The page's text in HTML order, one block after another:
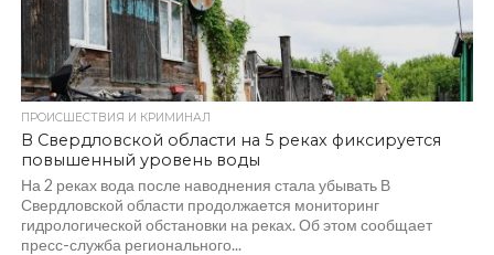
ПРОИСШЕСТВИЯ И КРИМИНАЛ
В Свердловской области на 5 реках фиксируется
повышенный уровень воды
На 2 реках вода после наводнения стала убывать В
Свердловской области продолжается мониторинг
гидрологической обстановки на реках. Об этом сообщает
пресс-служба регионального...